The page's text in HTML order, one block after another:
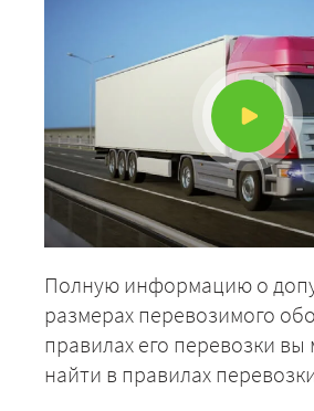
Полную информацию о
размерах перевозимого
правилах его перевозки вы
найти в правилах